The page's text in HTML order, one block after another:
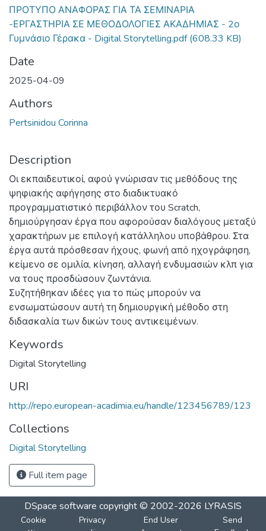
ΠΡΟΤΥΠΟ ΑΝΑΦΟΡΑΣ ΓΙΑ ΤΑ ΣΕΜΙΝΑΡΙΑ
-ΕΡΓΑΣΤΗΡΙΑ ΣΕ ΜΕΘΟΔΟΛΟΓΙΕΣ ΑΚΑΔΗΜΙΑΣ - 2ο
Γυμνάσιο Γέρακα - Digital Storytelling.pdf(608.33 KB)
Date
2025-04-09
Authors
Pertsinidou Corinna
Description
Οι εκπαιδευτικοί, αφού γνώρισαν τις μεθόδους της
ψηφιακής αφήγησης στο διαδικτυακό
προγραμματιστικό περιβάλλον του Scratch,
δημιούργησαν έργα που αφορούσαν διαλόγους μεταξύ
χαρακτήρων με επιλογή κατάλληλου υποβάθρου. Στα
έργα αυτά πρόσθεσαν ήχους, φωνή από ηχογράφηση,
κείμενο σε ομιλία, κίνηση, αλλαγή ενδυμασιών κλπ για
να τους προσδώσουν ζωντάνια.
Συζητήθηκαν ιδέες για το πώς μπορούν να
ενσωματώσουν αυτή τη δημιουργική μέθοδο στη
διδασκαλία των δικών τους αντικειμένων.
Keywords
Digital Storytelling
URI
http://repo.european-acadimia.eu/handle/123456789/123
Collections
Digital Storytelling
Full item page
DSpace software copyright © 2002-2026 LYRASIS
Cookie
Privacy
End User
Send